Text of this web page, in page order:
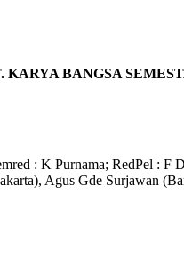
KARYA BANGSA
: K Purnama; RedPel :
Agus Gde Surjawan